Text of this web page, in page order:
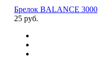
Брелок BALANCE 3000
25 руб.